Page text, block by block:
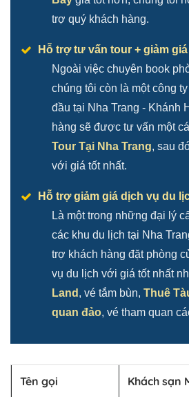
trợ quý khách hàng.
Hỗ trợ tư vấn tour + giảm
Ngoài việc chuyên book
chúng tôi còn là một công
đầu tại Nha Trang - Khánh
hàng sẽ được tư vấn một
Tour Tại Nha Trang, sau
với giá tốt nhất.
Hỗ trợ giảm giá dịch vụ du
Là một trong những đại lý
các khu du lịch tại Nha
trợ khách hàng đặt phòng
vụ du lịch với giá tốt nhất
Land , vé tắm bùn, Thuê
quan đảo, vé tham quan
Tên gọi Khách sạn